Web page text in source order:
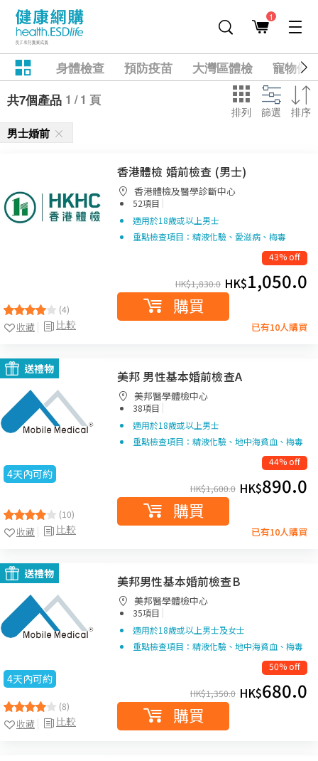
1
身體檢查 預防疫苗 大灣區體檢
寵物健
共7個產品 1 / 1 頁
排列 篩選 排序
男士婚前
(4)
比較
收藏
香港體檢 婚前檢查 (男士)
香港體檢及醫學診斷中心
52項目 |
適用於18歲或以上男士
重點檢查項目：精液化驗、愛滋病、梅毒
43% off
HK$1,830.0 HK$1,050.0
購買
已有10人購買
送禮物
4天內可約
(10)
比較
收藏
美邦 男性基本婚前檢查A
美邦醫學體檢中心
38項目 |
適用於18歲或以上男士
重點檢查項目：精液化驗、地中海貧血、梅毒
44% off
HK$1,600.0 HK$890.0
購買
已有10人購買
送禮物
4天內可約
(8)
比較
收藏
美邦男性基本婚前檢查B
美邦醫學體檢中心
35項目 |
適用於18歲或以上男士及女士
重點檢查項目：精液化驗、地中海貧血、梅毒
50% off
HK$1,350.0 HK$680.0
購買